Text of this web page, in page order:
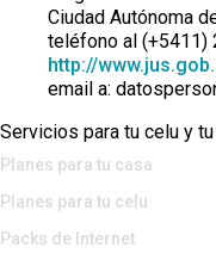
Ciudad Autónoma
teléfono al (+5411)
http://
email a:
Servicios para tu celu y
Planes para tu casa
Planes para tu celu
Packs de Internet